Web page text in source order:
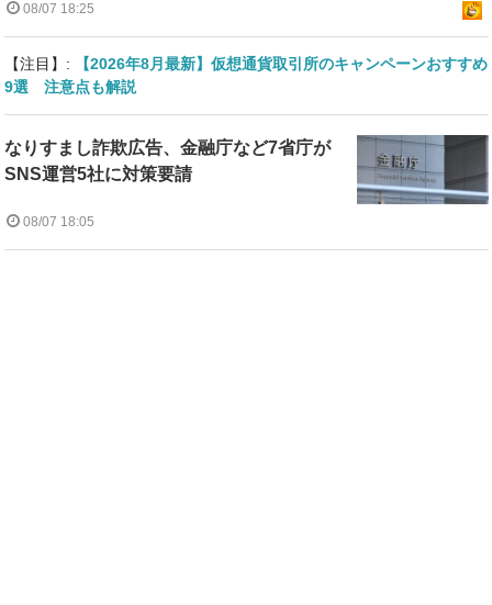
08/07 18:25
【注目】:
【2026年8月最新】仮想通貨取引所のキャンペーンおすすめ
9選 注意点も解説
なりすまし詐欺広告、金融庁など7省庁が
SNS運営5社に対策要請
08/07 18:05